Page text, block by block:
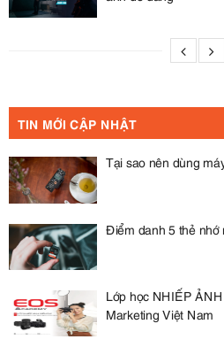
TIN MỚI CẬP NHẬT
Tại sao nên dùng
Điểm danh 5 thẻ nhớ
Lớp học NHIẾP
Marketing Việt Nam